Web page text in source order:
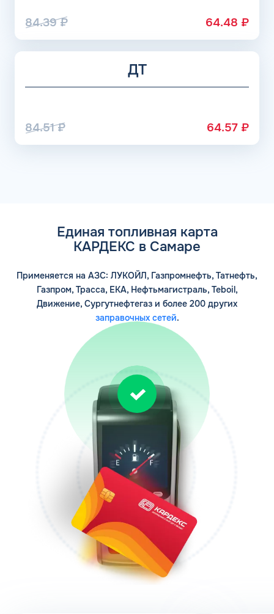
84.39₽ 64.48 ₽
ДТ
84.51₽ 64.57 ₽
Единая топливная карта
КАРДЕКС в Самаре
Применяется на АЗС: ЛУКОЙЛ, Газпромнефть, Татнефть,
Газпром, Трасса, ЕКА, Нефтьмагистраль, Teboil,
Движение, Сургутнефтегаз и более 200 других
заправочных сетей.